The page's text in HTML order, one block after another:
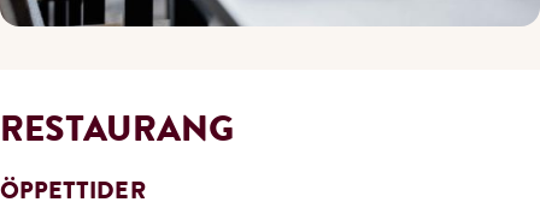
RESTAURANG
ÖPPETTIDER